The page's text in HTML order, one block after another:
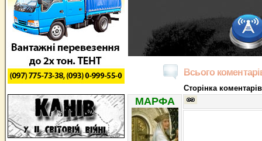
Всього
Сторінка
МАРФА